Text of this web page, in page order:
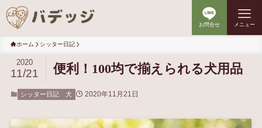
お問合せ メニュー
ホーム シッター日記
便利！100均で揃えられる犬用品
2020
11/21
シッター日記 犬 2020年11月21日